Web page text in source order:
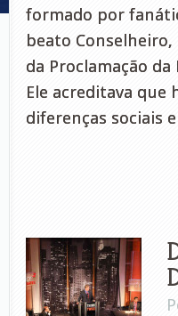
formado por
beato
da Proclamação
Ele acreditava que
diferenças sociais